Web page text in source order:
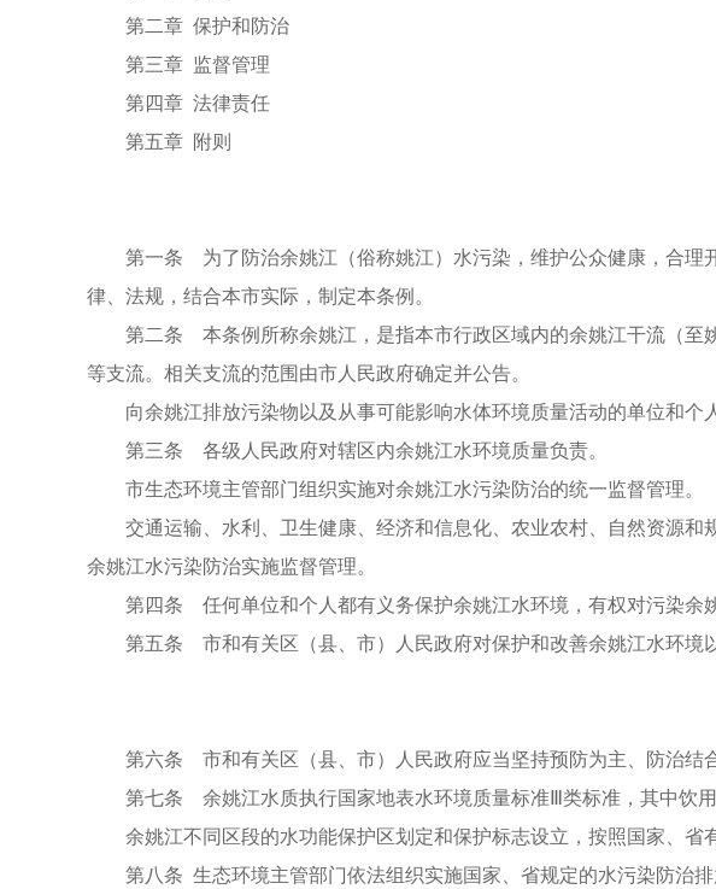
第二章 保护和防治
第三章 监督管理
第四章 法律责任
第五章 附则
第一条 为了防治余姚江（俗称姚江）水污染，维护公众健康，合理
律、法规，结合本市实际，制定本条例。
第二条 本条例所称余姚江，是指本市行政区域内的余姚江干流（至
等支流。相关支流的范围由市人民政府确定并公告。
向余姚江排放污染物以及从事可能影响水体环境质量活动的单位和个
第三条 各级人民政府对辖区内余姚江水环境质量负责。
市生态环境主管部门组织实施对余姚江水污染防治的统一监督管理。
交通运输、水利、卫生健康、经济和信息化、农业农村、自然资源
余姚江水污染防治实施监督管理。
第四条 任何单位和个人都有义务保护余姚江水环境，有权对污染余
第五条 市和有关区（县、市）人民政府对保护和改善余姚江水环境
第六条 市和有关区（县、市）人民政府应当坚持预防为主、防治结
第七条 余姚江水质执行国家地表水环境质量标准Ⅲ类标准，其中饮用
余姚江不同区段的水功能保护区划定和保护标志设立，按照国家、省
第八条 生态环境主管部门依法组织实施国家、省规定的水污染防治排